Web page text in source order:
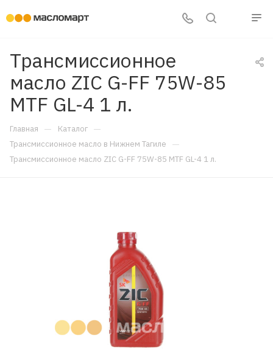
Трансмиссионное
масло ZIC G-FF 75W-85
MTF GL-4 1 л.
Главная — Каталог —
Трансмиссионное масло в Нижнем Тагиле —
Трансмиссионное масло ZIC G-FF 75W-85 MTF GL-4 1 л.